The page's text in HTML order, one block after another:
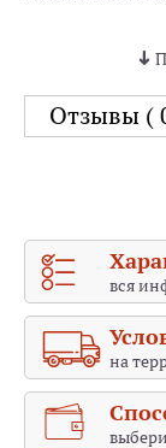
Пресвятая
У водоема,
страждущие
немощами. Все
Отзывы (
вся
на